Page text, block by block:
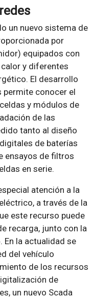
un nuevo sistema de
por
equipados con
y diferentes
El desarrollo
permite conocer el
y módulos de
de las
tanto al diseño
de baterías
ensayos de filtros
en serie.
atención a la
a través de la
este recurso puede
recarga, junto con la
En la actualidad se
del vehículo
de los recursos
de
un nuevo Scada